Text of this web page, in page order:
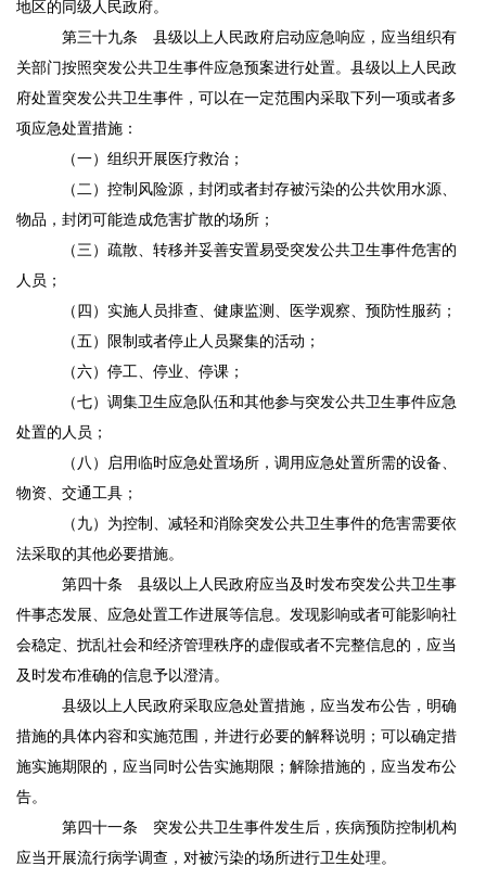
地区的同级人民政府。
第三十九条 县级以上人民政府启动应急响应，应当组织有
关部门按照突发公共卫生事件应急预案进行处置。县级以上人民政
府处置突发公共卫生事件，可以在一定范围内采取下列一项或者多
项应急处置措施：
（一）组织开展医疗救治；
（二）控制风险源，封闭或者封存被污染的公共饮用水源、
物品，封闭可能造成危害扩散的场所；
（三）疏散、转移并妥善安置易受突发公共卫生事件危害的
人员；
（四）实施人员排查、健康监测、医学观察、预防性服药；
（五）限制或者停止人员聚集的活动；
（六）停工、停业、停课；
（七）调集卫生应急队伍和其他参与突发公共卫生事件应急
处置的人员；
（八）启用临时应急处置场所，调用应急处置所需的设备、
物资、交通工具；
（九）为控制、减轻和消除突发公共卫生事件的危害需要依
法采取的其他必要措施。
第四十条 县级以上人民政府应当及时发布突发公共卫生事
件事态发展、应急处置工作进展等信息。发现影响或者可能影响社
会稳定、扰乱社会和经济管理秩序的虚假或者不完整信息的，应当
及时发布准确的信息予以澄清。
县级以上人民政府采取应急处置措施，应当发布公告，明确
措施的具体内容和实施范围，并进行必要的解释说明；可以确定措
施实施期限的，应当同时公告实施期限；解除措施的，应当发布公
告。
第四十一条 突发公共卫生事件发生后，疾病预防控制机构
应当开展流行病学调查，对被污染的场所进行卫生处理。